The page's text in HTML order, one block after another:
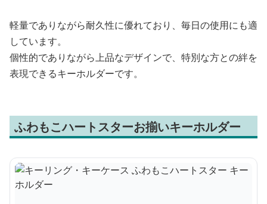
軽量でありながら耐久性に優れており、毎日の使用にも適
しています。
個性的でありながら上品なデザインで、特別な方との絆を
表現できるキーホルダーです。
ふわもこハートスターお揃いキーホルダー